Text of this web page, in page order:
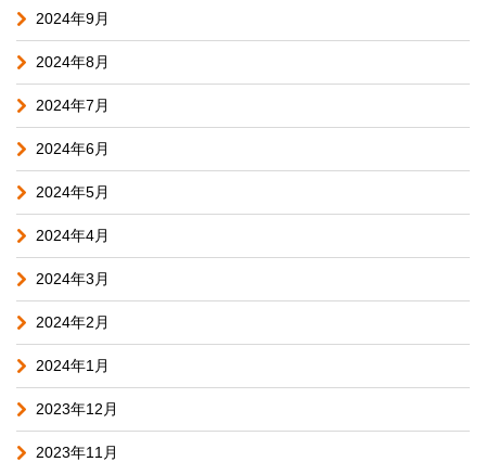
2024年9月
2024年8月
2024年7月
2024年6月
2024年5月
2024年4月
2024年3月
2024年2月
2024年1月
2023年12月
2023年11月